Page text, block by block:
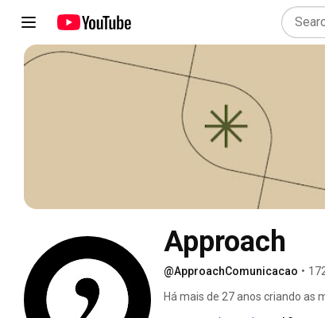
Approach
@ApproachComunicacao •
Há mais de 27 anos criando as